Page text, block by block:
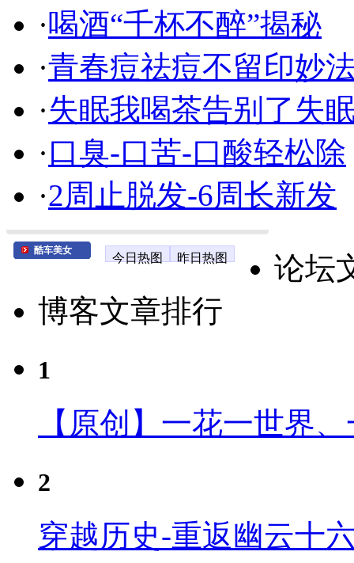
·喝酒“千杯不醉”揭秘
·青春痘祛痘不留印妙
·失眠我喝茶告别了失
·口臭-口苦-口酸轻松除
·2周止脱发-6周长新发
酷车美女
今日热图 昨日热图
论坛
博客文章排行
1
【原创】一花一世界
2
穿越历史-重返幽云十